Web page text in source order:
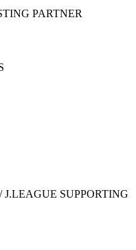
PARTNER
J.LEAGUE SUPPORTING